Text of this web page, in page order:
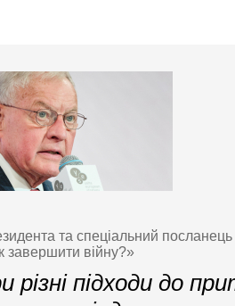
та спеціальний
завершити війну?»
різні підходи до